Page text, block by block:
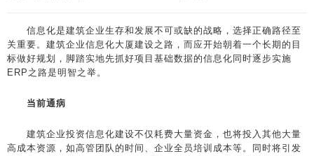
信息化是建筑企业生存和发展不可或缺的战略，选择正确路径至
关重要。建筑企业信息化大厦建设之路，而应开始朝着一个长期的目
标做好规划，脚踏实地先抓好项目基础数据的信息化同时逐步实施
ERP之路是明智之举。
当前通病
建筑企业投资信息化建设不仅耗费大量资金，也将投入其他大量
高成本资源，如高管团队的时间、企业全员培训成本等。同时将引发